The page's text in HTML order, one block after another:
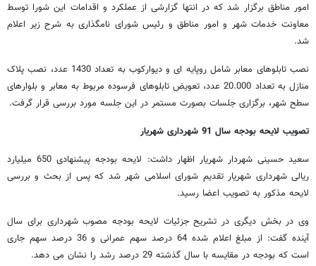
امور مناطق برگزار شد که در انتها گزارشی از عملکرد و اقدامات این شورا توسط
معاونت خدمات شهر و امور مناطق و رئیس شورای نامگذاری به شرح زیر اعلام
شد.
نصب تابلوهای معابر شامل روپایه ای و دیوارکوب به تعداد 1430 عدد، نصب پلاک
منازل به تعداد 20.000 عدد، تعویض تابلوهای فرسوده مربوط به معابر و بلوارهای
سطح شهر، برگزاری جلسات بصورت مستمر در این جلسه مورد بررسی قرار گرفت.
تصویب لایحه بودجه سال 91 شهرداری شهریار
سعید حسینی شهردار شهریار اظهار داشت: لایحه بودجه پیشنهادی 650 میلیارد
ریالی شهرداری شهریار تقدیم شورای اسلامی شهر شد که پس از بحث و بررسی
لایحه مذکور به تصویب اعضا رسید.
وی در بخش دیگری در تشریح جزئیات لایحه بودجه مصوب شهرداری برای سال
آینده گفت: از مبلغ اعلام شده 64 درصد سهم عمرانی و 36 درصد سهم جاری
است که بودجه در مقایسه با سال گذشته 29 درصد رشد را نشان می دهد.